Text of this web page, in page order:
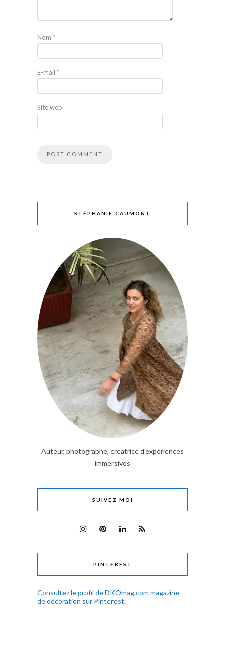
Nom *
E-mail *
Site web
STÉPHANIE CAUMONT
Auteur, photographe, créatrice d'expériences
immersives
SUIVEZ MOI
PINTEREST
Consultez le profil de DKOmag.com magazine
de décoration sur Pinterest.